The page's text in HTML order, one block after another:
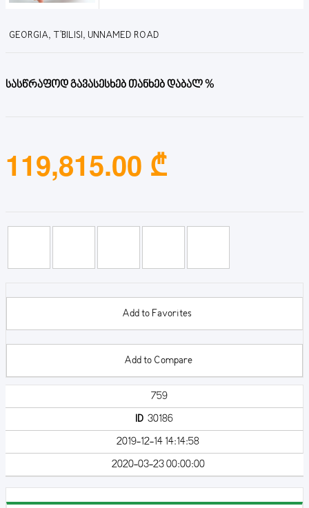
GEORGIA, T'BILISI, UNNAMED ROAD
სასწრაფოდ გავასესხებ თანხებ დაბალ %
119,815.00 ₾
Add to Favorites
Add to Compare
759
ID 30186
2019-12-14 14:14:58
2020-03-23 00:00:00